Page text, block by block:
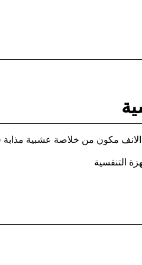
الانف مكون من خلاصة عشبية
التنفسية